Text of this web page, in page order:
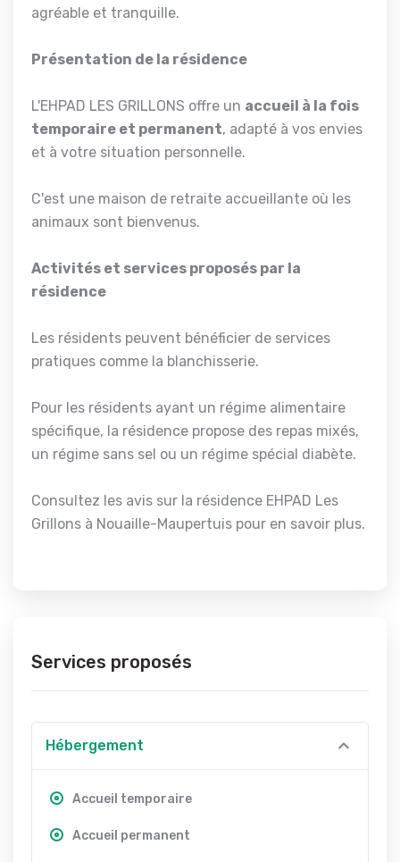
agréable et tranquille.
Présentation de la résidence
L'EHPAD LES GRILLONS offre un accueil à la fois
temporaire et permanent, adapté à vos envies
et à votre situation personnelle.
C'est une maison de retraite accueillante où les
animaux sont bienvenus.
Activités et services proposés par la
résidence
Les résidents peuvent bénéficier de services
pratiques comme la blanchisserie.
Pour les résidents ayant un régime alimentaire
spécifique, la résidence propose des repas mixés,
un régime sans sel ou un régime spécial diabète.
Consultez les avis sur la résidence EHPAD Les
Grillons à Nouaille-Maupertuis pour en savoir plus.
Services proposés
Hébergement
Accueil temporaire
Accueil permanent